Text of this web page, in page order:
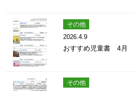
その他
2026.4.9
おすすめ児童書 4月
その他